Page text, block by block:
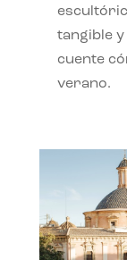
tangible y
cuente
verano.